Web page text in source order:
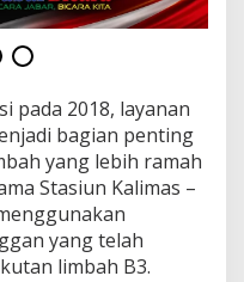
pada 2018, layanan
bagian penting
yang lebih ramah
Stasiun Kalimas –
yang telah
limbah B3.